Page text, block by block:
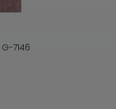
G-7146